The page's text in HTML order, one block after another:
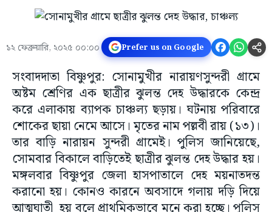
১২ ফেব্রুয়ারি, ২০২৫ ০০:০০ Prefer us on Google
সংবাদদাতা বিষ্ণুপুর: সোনামুখীর নারায়ণসুন্দরী গ্রামে
অষ্টম শ্রেণির এক ছাত্রীর ঝুলন্ত দেহ উদ্ধারকে কেন্দ্র
করে এলাকায় ব্যাপক চাঞ্চল্য ছড়ায়। ঘটনায় পরিবারে
শোকের ছায়া নেমে আসে। মৃতের নাম পল্লবী রায় (১৩)।
তার বাড়ি নারায়ন সুন্দরী গ্রামেই। পুলিস জানিয়েছে,
সোমবার বিকালে বাড়িতেই ছাত্রীর ঝুলন্ত দেহ উদ্ধার হয়।
মঙ্গলবার বিষ্ণুপুর জেলা হাসপাতালে দেহ ময়নাতদন্ত
করানো হয়। কোনও কারনে অবসাদে গলায় দড়ি দিয়ে